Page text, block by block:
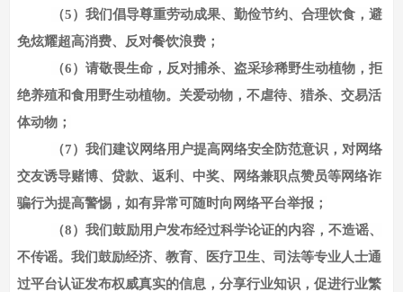
（5）我们倡导尊重劳动成果、勤俭节约、合理饮食，避
免炫耀超高消费、反对餐饮浪费；
（6）请敬畏生命，反对捕杀、盗采珍稀野生动植物，拒
绝养殖和食用野生动植物。关爱动物，不虐待、猎杀、交易活
体动物；
（7）我们建议网络用户提高网络安全防范意识，对网络
交友诱导赌博、贷款、返利、中奖、网络兼职点赞员等网络诈
骗行为提高警惕，如有异常可随时向网络平台举报；
（8）我们鼓励用户发布经过科学论证的内容，不造谣、
不传谣。我们鼓励经济、教育、医疗卫生、司法等专业人士通
过平台认证发布权威真实的信息，分享行业知识，促进行业繁